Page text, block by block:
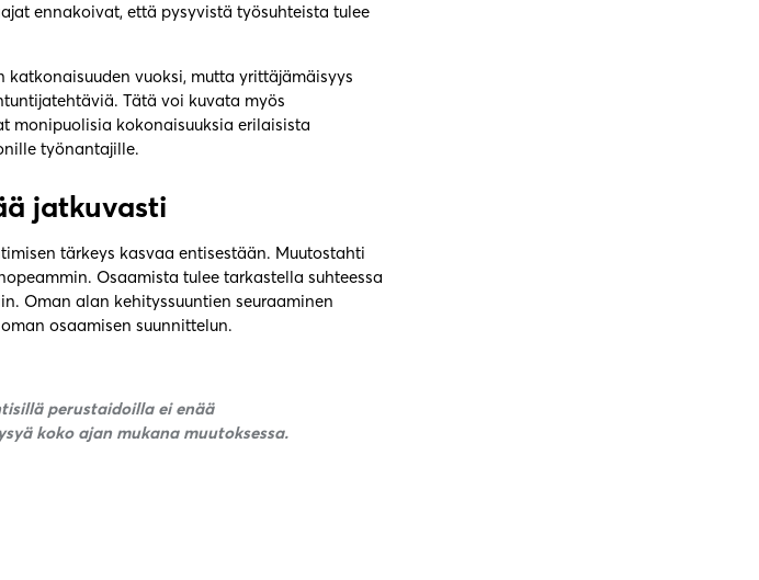
ennakoivat, että pysyvistä työsuhteista tulee
katkonaisuuden vuoksi, mutta yrittäjämäisyys
Tätä voi kuvata myös
monipuolisia kokonaisuuksia erilaisista
työnantajille.
jatkuvasti
tärkeys kasvaa entisestään. Muutostahti
Osaamista tulee tarkastella suhteessa
Oman alan kehityssuuntien seuraaminen
osaamisen suunnittelun.
perustaidoilla ei enää
koko ajan mukana muutoksessa.